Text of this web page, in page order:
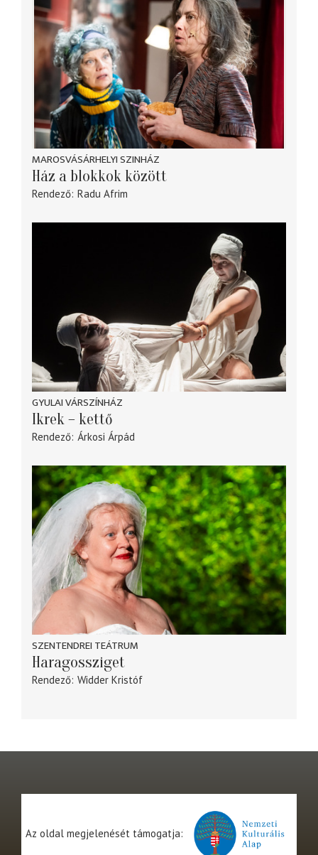
MAROSVÁSÁRHELYI SZINHÁZ
Ház a blokkok között
Rendező Radu Afrim
GYULAI VÁRSZÍNHÁZ
Ikrek – kettő
Rendező Árkosi Árpád
SZENTENDREI TEÁTRUM
Haragossziget
Rendező Widder Kristóf
Az oldal megjelenését támogatja: